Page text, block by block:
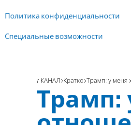
Политика конфиденциальности
Специальные возможности
7 КАНАЛ Кратко Трамп: у меня
Трамп: